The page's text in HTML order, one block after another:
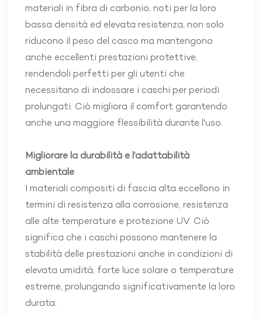
materiali in fibra di carbonio, noti per la loro
bassa densità ed elevata resistenza, non solo
riducono il peso del casco ma mantengono
anche eccellenti prestazioni protettive,
rendendoli perfetti per gli utenti che
necessitano di indossare i caschi per periodi
prolungati. Ciò migliora il comfort garantendo
anche una maggiore flessibilità durante l'uso.
Migliorare la durabilità e l’adattabilità
ambientale
I materiali compositi di fascia alta eccellono in
termini di resistenza alla corrosione, resistenza
alle alte temperature e protezione UV. Ciò
significa che i caschi possono mantenere la
stabilità delle prestazioni anche in condizioni di
elevata umidità, forte luce solare o temperature
estreme, prolungando significativamente la loro
durata.